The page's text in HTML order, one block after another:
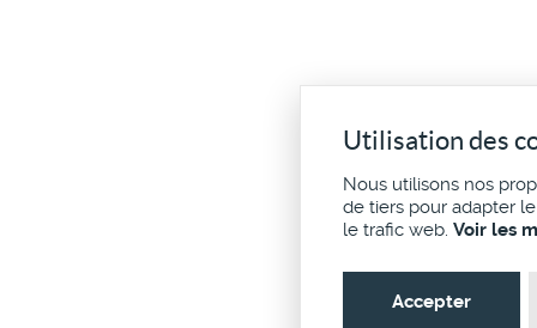
Utilisation des
Nous utilisons nos
de tiers pour adapter
le trafic web. Voir les
Accepter